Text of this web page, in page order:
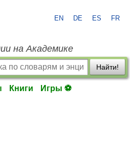
EN DE ES FR
на Академике
Найти!
Книги Игры ⚽